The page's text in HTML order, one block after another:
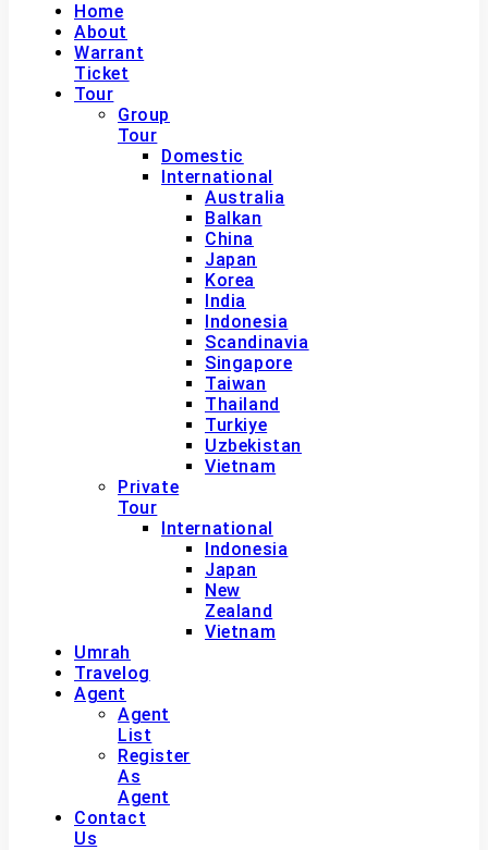
Home
About
Warrant
Ticket
Tour
Group
Tour
Domestic
International
Australia
Balkan
China
Japan
Korea
India
Indonesia
Scandinavia
Singapore
Taiwan
Thailand
Turkiye
Uzbekistan
Vietnam
Private
Tour
International
Indonesia
Japan
New
Zealand
Vietnam
Umrah
Travelog
Agent
Agent
List
Register
As
Agent
Contact
Us